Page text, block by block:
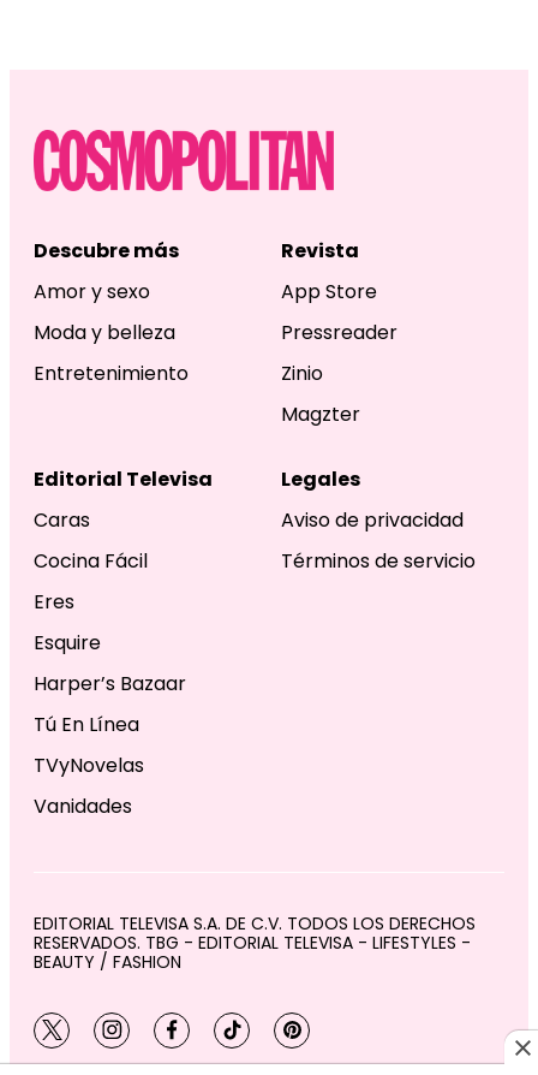
Descubre más
Amor y sexo
Moda y belleza
Entretenimiento
Revista
App Store
Pressreader
Zinio
Magzter
Editorial Televisa
Caras
Cocina Fácil
Eres
Esquire
Harper’s Bazaar
Tú En Línea
TVyNovelas
Vanidades
Legales
Aviso de privacidad
Términos de servicio
EDITORIAL TELEVISA S.A. DE C.V. TODOS LOS DERECHOS
RESERVADOS. TBG - EDITORIAL TELEVISA - LIFESTYLES -
BEAUTY / FASHION
twitterinstagram
facebooktiktokpinterest